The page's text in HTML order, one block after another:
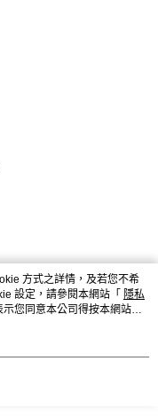
方式之詳情，及若您不希
設定，請參閱本網站「 隱私
您同意本公司得按本網站使